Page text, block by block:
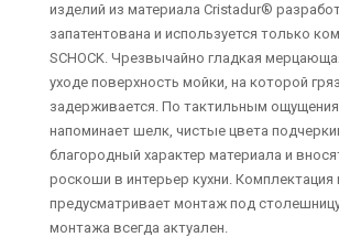
изделий из материала Cristadur®
запатентована и используется только
SCHOCK. Чрезвычайно гладкая
уходе поверхность мойки, на которой
задерживается. По тактильным
напоминает шелк, чистые цвета
благородный характер материала и
роскоши в интерьер кухни. Комплектация
предусматривает монтаж под
монтажа всегда актуален.